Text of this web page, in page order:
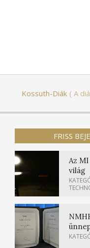
Kossuth-Diák A
FRISS
Az
világ